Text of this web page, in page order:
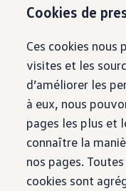
Cookies de
Ces cookies
visites et les
d’améliorer les
à eux, nous
pages les plus et
connaître la
nos pages.
cookies sont